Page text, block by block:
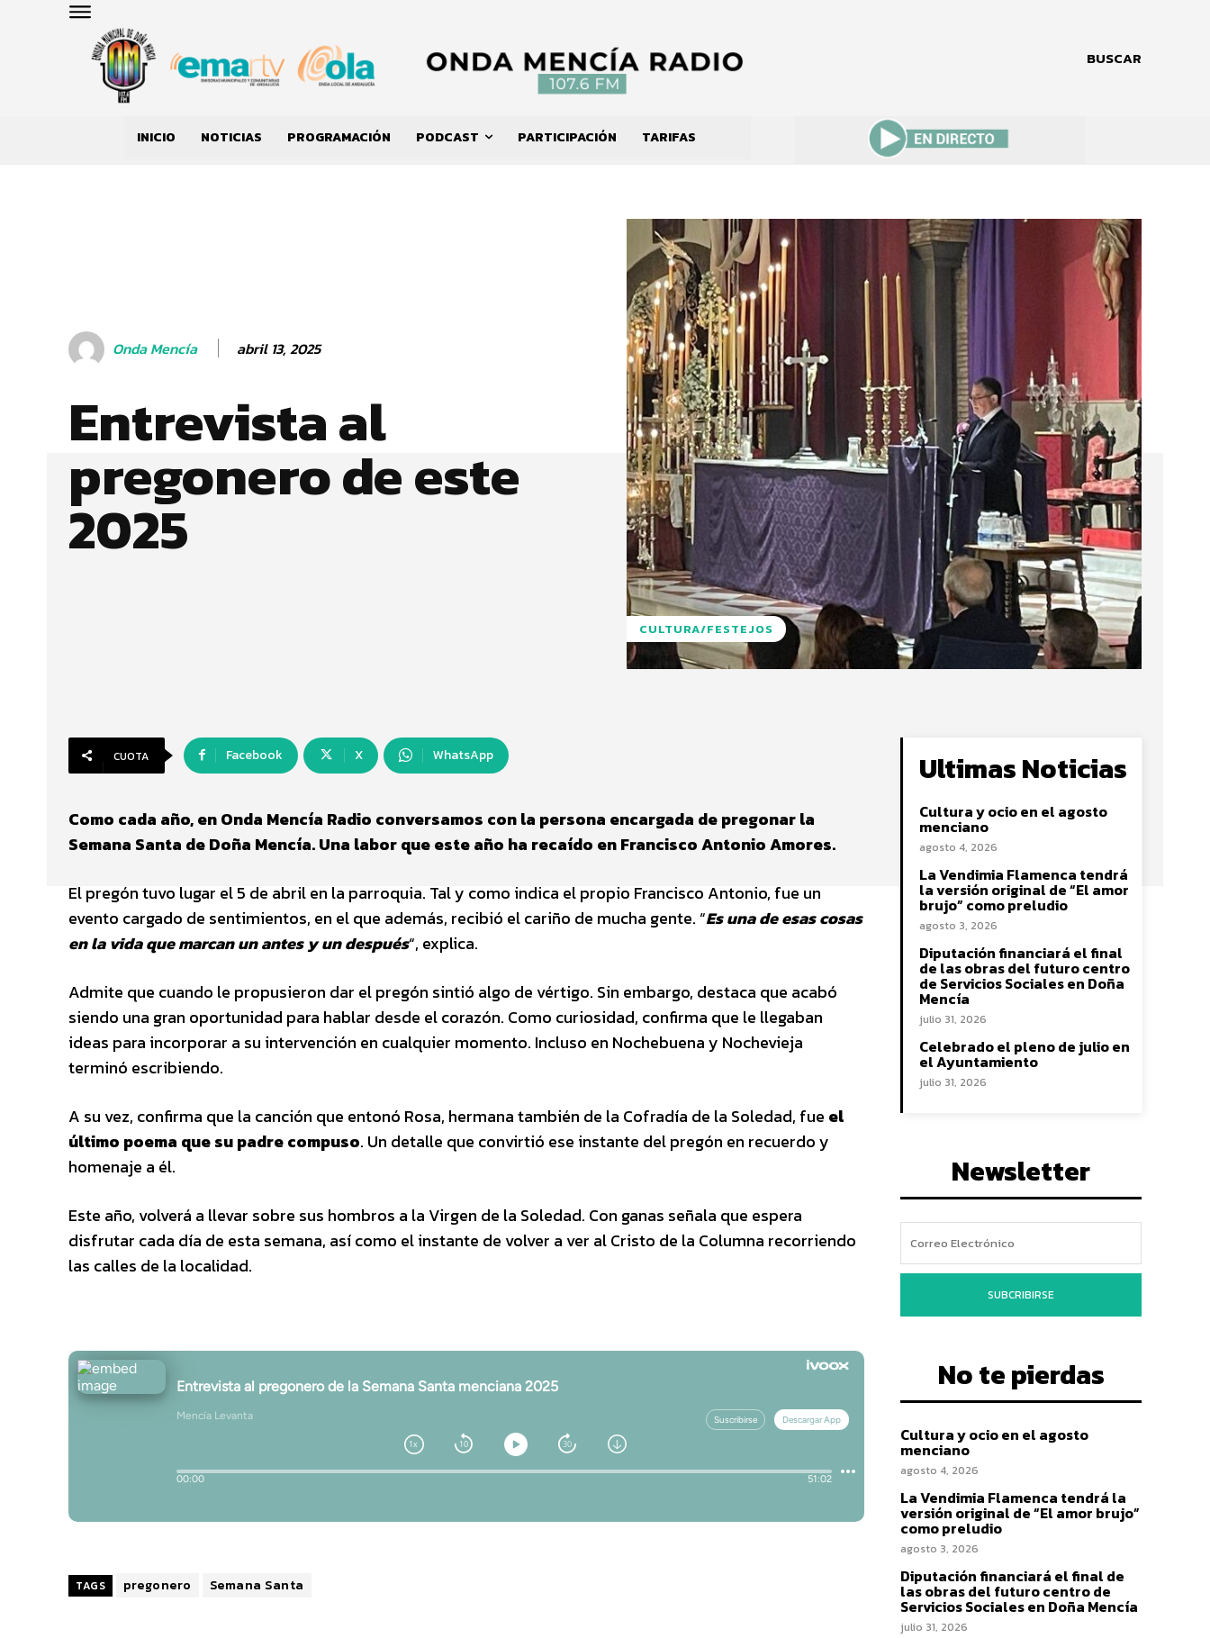
BUSCAR
INICIO NOTICIAS PROGRAMACIÓN PODCAST PARTICIPACIÓN TARIFAS
Onda Mencía abril 13, 2025
Entrevista al
pregonero de este
2025
CULTURA/FESTEJOS
CUOTA Facebook X WhatsApp
Como cada año, en Onda Mencía Radio conversamos con la persona encargada de pregonar la
Semana Santa de Doña Mencía. Una labor que este año ha recaído en Francisco Antonio Amores.
El pregón tuvo lugar el 5 de abril en la parroquia. Tal y como indica el propio Francisco Antonio, fue un
evento cargado de sentimientos, en el que además, recibió el cariño de mucha gente. “Es una de esas cosas
en la vida que marcan un antes y un después“, explica.
Admite que cuando le propusieron dar el pregón sintió algo de vértigo. Sin embargo, destaca que acabó
siendo una gran oportunidad para hablar desde el corazón. Como curiosidad, confirma que le llegaban
ideas para incorporar a su intervención en cualquier momento. Incluso en Nochebuena y Nochevieja
terminó escribiendo.
A su vez, confirma que la canción que entonó Rosa, hermana también de la Cofradía de la Soledad, fue el
último poema que su padre compuso. Un detalle que convirtió ese instante del pregón en recuerdo y
homenaje a él.
Este año, volverá a llevar sobre sus hombros a la Virgen de la Soledad. Con ganas señala que espera
disfrutar cada día de esta semana, así como el instante de volver a ver al Cristo de la Columna recorriendo
las calles de la localidad.
TAGS pregonero Semana Santa
Ultimas Noticias
Cultura y ocio en el agosto
menciano
agosto 4, 2026
La Vendimia Flamenca tendrá
la versión original de “El amor
brujo” como preludio
agosto 3, 2026
Diputación financiará el final
de las obras del futuro centro
de Servicios Sociales en Doña
Mencía
julio 31, 2026
Celebrado el pleno de julio en
el Ayuntamiento
julio 31, 2026
Newsletter
SUBCRIBIRSE
No te pierdas
Cultura y ocio en el agosto
menciano
agosto 4, 2026
La Vendimia Flamenca tendrá la
versión original de “El amor brujo”
como preludio
agosto 3, 2026
Diputación financiará el final de
las obras del futuro centro de
Servicios Sociales en Doña Mencía
julio 31, 2026